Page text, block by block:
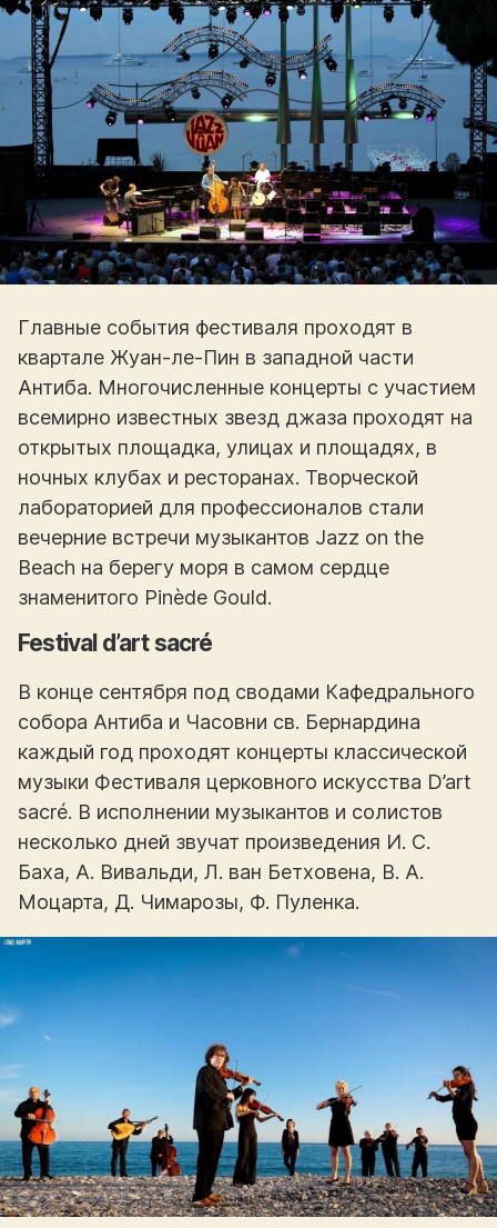
Главные события фестиваля проходят в
квартале Жуан-ле-Пин в западной части
Антиба. Многочисленные концерты с участием
всемирно известных звезд джаза проходят на
открытых площадка, улицах и площадях, в
ночных клубах и ресторанах. Творческой
лабораторией для профессионалов стали
вечерние встречи музыкантов Jazz on the
Beach на берегу моря в самом сердце
знаменитого Pinède Gould.
Festival d’art sacré
В конце сентября под сводами Кафедрального
собора Антиба и Часовни св. Бернардина
каждый год проходят концерты классической
музыки Фестиваля церковного искусства D’art
sacré. В исполнении музыкантов и солистов
несколько дней звучат произведения И. С.
Баха, А. Вивальди, Л. ван Бетховена, В. А.
Моцарта, Д. Чимарозы, Ф. Пуленка.